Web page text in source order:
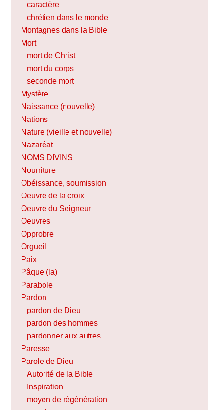
caractère
chrétien dans le monde
Montagnes dans la Bible
Mort
mort de Christ
mort du corps
seconde mort
Mystère
Naissance (nouvelle)
Nations
Nature (vieille et nouvelle)
Nazaréat
NOMS DIVINS
Nourriture
Obéissance, soumission
Oeuvre de la croix
Oeuvre du Seigneur
Oeuvres
Opprobre
Orgueil
Paix
Pâque (la)
Parabole
Pardon
pardon de Dieu
pardon des hommes
pardonner aux autres
Paresse
Parole de Dieu
Autorité de la Bible
Inspiration
moyen de régénération